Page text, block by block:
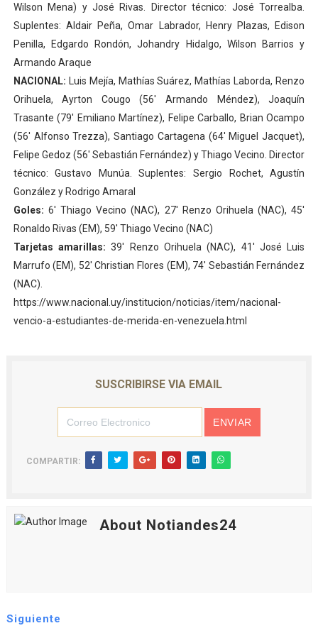
Wilson Mena) y José Rivas. Director técnico: José Torrealba.
Suplentes: Aldair Peña, Omar Labrador, Henry Plazas, Edison
Penilla, Edgardo Rondón, Johandry Hidalgo, Wilson Barrios y
Armando Araque
NACIONAL: Luis Mejía, Mathías Suárez, Mathías Laborda, Renzo
Orihuela, Ayrton Cougo (56′ Armando Méndez), Joaquín
Trasante (79′ Emiliano Martínez), Felipe Carballo, Brian Ocampo
(56′ Alfonso Trezza), Santiago Cartagena (64′ Miguel Jacquet),
Felipe Gedoz (56′ Sebastián Fernández) y Thiago Vecino. Director
técnico: Gustavo Munúa. Suplentes: Sergio Rochet, Agustín
González y Rodrigo Amaral
Goles: 6′ Thiago Vecino (NAC), 27′ Renzo Orihuela (NAC), 45′
Ronaldo Rivas (EM), 59′ Thiago Vecino (NAC)
Tarjetas amarillas:39′ Renzo Orihuela (NAC), 41′ José Luis
Marrufo (EM), 52′ Christian Flores (EM), 74′ Sebastián Fernández
(NAC).
https://www.nacional.uy/institucion/noticias/item/nacional-
vencio-a-estudiantes-de-merida-en-venezuela.html
SUSCRIBIRSE VIA EMAIL
COMPARTIR:
About Notiandes24
Siguiente